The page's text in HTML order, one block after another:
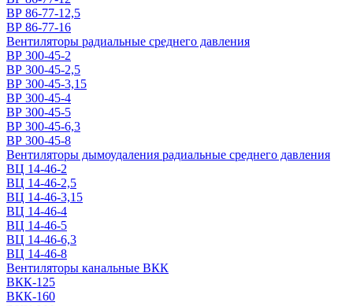
ВР 86-77-12,5
ВР 86-77-16
Вентиляторы радиальные среднего давления
ВР 300-45-2
ВР 300-45-2,5
ВР 300-45-3,15
ВР 300-45-4
ВР 300-45-5
ВР 300-45-6,3
ВР 300-45-8
Вентиляторы дымоудаления радиальные среднего давления
ВЦ 14-46-2
ВЦ 14-46-2,5
ВЦ 14-46-3,15
ВЦ 14-46-4
ВЦ 14-46-5
ВЦ 14-46-6,3
ВЦ 14-46-8
Вентиляторы канальные ВКК
ВКК-125
ВКК-160